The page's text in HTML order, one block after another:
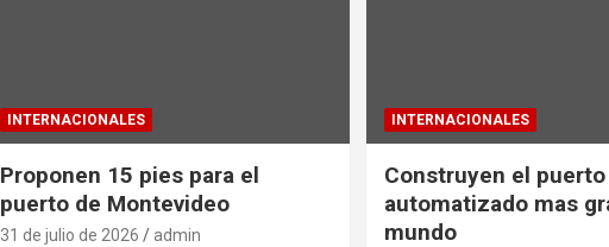
INTERNACIONALES
Proponen 15 pies para el
puerto de Montevideo
31 de julio de 2026 admin
INTERNACIONALES
Construyen el puerto
automatizado mas
mundo